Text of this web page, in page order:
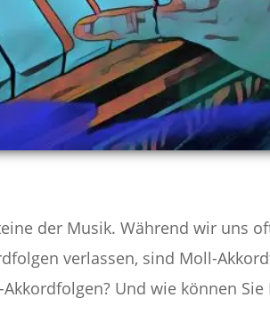
der Musik. Während wir uns
verlassen, sind Moll-
Und wie können